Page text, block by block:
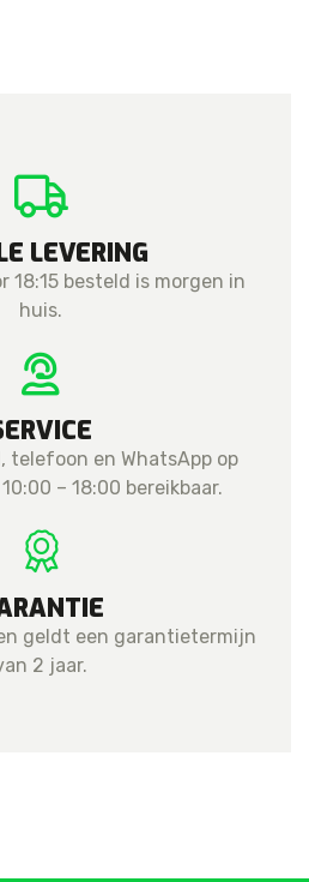
LEVERING
18:15 besteld is morgen in
huis.
telefoon en WhatsApp op
– 18:00 bereikbaar.
geldt een garantietermijn
2 jaar.